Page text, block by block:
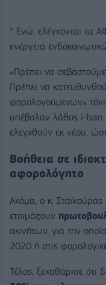
* Ενώ, ελέγχονται τα
ενέργεια
«Πρέπει να
Πρέπει να
φορολογούμενων»
υπέβαλαν λάθος i-ban
ελεγχθούν εκ νέου,
Βοήθεια σε
αφορολόγητο
Ακόμα, ο κ.
ετοιμάζουν
ακινήτων, για την
2020 ή στις
Τέλος, ξεκαθάρισε ότι